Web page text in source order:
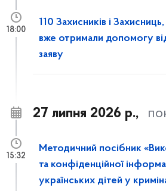
110 Захисників і
вже отримали допомогу
заяву
18:00
27 липня 2026 р.,
Методичний посібник
та конфіденційної
українських дітей у
15:32